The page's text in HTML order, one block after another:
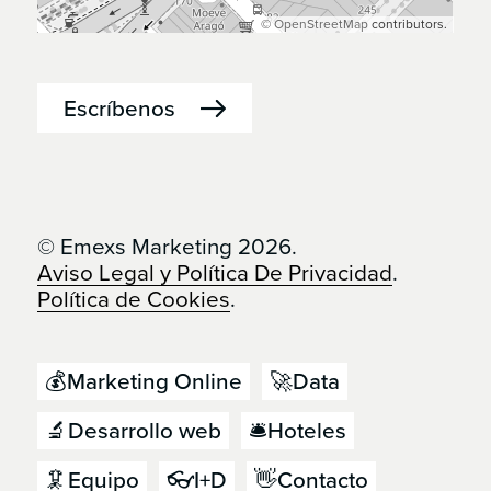
©OpenStreetMapcontributors.
Escríbenos
© Emexs Marketing 2026.
Aviso Legal y Política De Privacidad.
Política de Cookies.
💰Marketing Online
🚀Data
🔬Desarrollo web
🛎️Hoteles
🦑Equipo
👓I+D 👋Contacto